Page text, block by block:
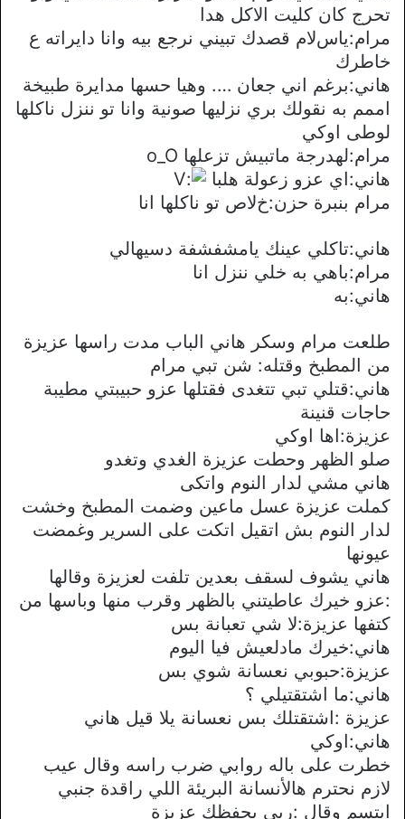
تحرج كان كليت اﻻكل هدا
مرام:ياسﻻم قصدك تبيني نرجع بيه وانا دايراته ع
خاطرك
هاني:برغم اني جعان …. وهيا حسها مدايرة طبيخة
اممم به نقولك بري نزليها صونية وانا تو ننزل ناكلها
لوطى اوكي
مرام:لهدرجة ماتبيش تزعلها o_O
هاني:اي عزو زعولة هلبا
مرام بنبرة حزن:خﻻص تو ناكلها انا
هاني:تاكلي عينك يامشفشفة دسيهالي
مرام:باهي به خلي ننزل انا
هاني:به
طلعت مرام وسكر هاني الباب مدت راسها عزيزة
من المطبخ وقتله: شن تبي مرام
هاني:قتلي تبي تتغدى فقتلها عزو حبيبتي مطيبة
حاجات قنينة
عزيزة:اها اوكي
صلو الظهر وحطت عزيزة الغدي وتغدو
هاني مشي لدار النوم واتكى
كملت عزيزة عسل ماعين وضمت المطبخ وخشت
لدار النوم بش اتقيل اتكت على السرير وغمضت
عيونها
هاني يشوف لسقف بعدين تلفت لعزيزة وقالها
:عزو خيرك عاطيتني بالظهر وقرب منها وباسها من
كتفها عزيزة:ﻻ شي تعبانة بس
هاني:خيرك مادلعيش فيا اليوم
عزيزة:حبوبي نعسانة شوي بس
هاني:ما اشتقتيلي ؟
عزيزة :اشتقتلك بس نعسانة يلا قيل هاني
هاني:اوكي
خطرت على باله روابي ضرب راسه وقال عيب
ﻻزم نحترم هالأنسانة البريئة اللي راقدة جنبي
ابتسم وقال :ربي يحفظك عزيزة